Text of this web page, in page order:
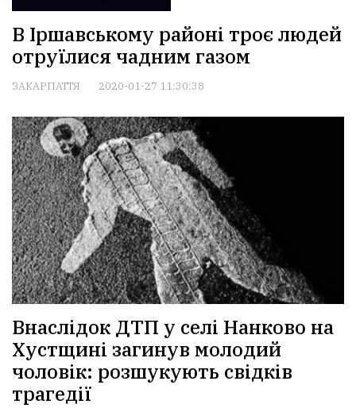
В Іршавському районі троє людей
отруїлися чадним газом
ЗАКАРПАТТЯ 2020-01-27 11:30:38
Внаслідок ДТП у селі Нанково на
Хустщині загинув молодий
чоловік: розшукують свідків
трагедії